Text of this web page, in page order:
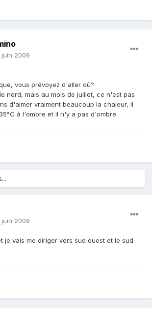
juin 2009
vous prévoyez d'aller où?
nord, mais au mois de juillet, ce n'est pas
d'aimer vraiment beaucoup la chaleur, il
à l'ombre et il n'y a pas d'ombre.
juin 2009
je vais me diriger vers sud ouest et le sud